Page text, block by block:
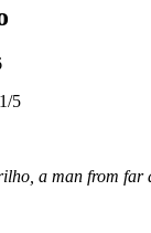
5
a man from far